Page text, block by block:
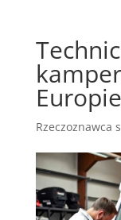
Rzeczoznawca